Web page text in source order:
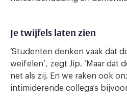
Je twijfels laten zien
‘Studenten denken vaak dat
weifelen’, zegt Jip. ‘Maar dat
net als zij. En we raken ook
intimiderende collega’s